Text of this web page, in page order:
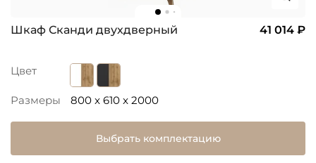
Шкаф Сканди двухдверный 41 014 ₽
Цвет
Размеры 800 x 610 x 2000
Выбрать комплектацию